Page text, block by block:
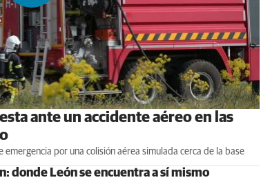
ante un accidente aéreo en las
por una colisión aérea simulada cerca de la base
donde León se encuentra a sí mismo